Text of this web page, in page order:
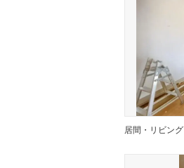
居間・リビング